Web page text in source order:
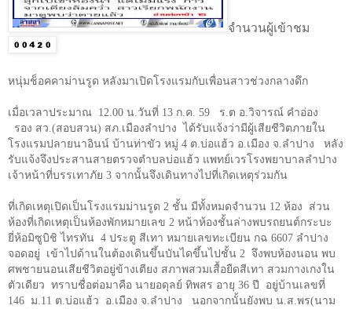
จำนวนผู้เข้าชม
หนุ่มช็อคคาม่านรูด หลังมาเปิดโรงแรมกับเพื่อนสาวช่วงกลางดึก
เมื่อเวลาประมาณ 12.00 น.วันที่ 13 ก.ค. 59 ร.ต อ.วิจารณ์ คำอ่อง
รอง สว.(สอบสวน) สภ.เมืองลำปาง ได้รับแจ้งว่ามีผู้เสียชีวิตภายใน
โรงแรมปลายนาอินน์ บ้านท่าขัว หมู่ 4 ต.บ่อแฮ้ว อ.เมือง จ.ลำปาง หลัง
รับแจ้งจึงประสานสายตรวจตำบลบ่อแฮ้ว แพทย์เวรโรงพยาบาลลำปาง
เจ้าหน้าที่บรรเทาภัย 3 จากนั้นจึงเดินทางไปที่เกิดเหตุร่วมกัน
ที่เกิดเหตุเปิดเป็นโรงแรมม่านรูด 2 ชั้น มีทั้งหมดจำนวน 12 ห้อง ส่วน
ห้องที่เกิดเหตุเป็นห้องพักหมายเลข 2 หน้าห้องชั้นล่างพบรถยนต์กระบะ
ยี่ห้อมิซูบิชิ ไทรทัน 4 ประตู สีเทา หมายเลขทะเบียน กฉ 6607 ลำปาง
จอดอยู่ เข้าไปด้านในต้องเดินขึ้นบันไดขึ้นไปชั้น 2 จึงพบห้องนอน พบ
ศพชายนอนเสียชีวิตอยู่ข้างเตียง สภาพสวมเสื้อยืดสีเทา สวมกางเกงใน
ตัวเดียว ทราบชื่อต่อมาคือ นายอดุลย์ ทิพสร อายุ 36 ปี อยู่บ้านเลขที่
146 ม.11 ต.บ่อแฮ้ว อ.เมือง จ.ลำปาง
นอกจากนั้นยังพบ น.ส.พร(นาม